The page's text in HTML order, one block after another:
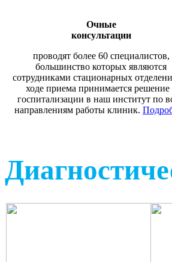
Очные
консультации
проводят более 60 специалистов,
большинство которых являются
сотрудниками стационарных
ходе приема принимается решение
госпитализации в наш институт по
направлениям работы клиник.